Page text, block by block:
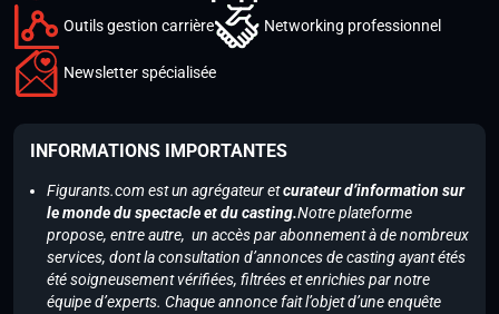
Outils gestion carrière Networking professionnel
Newsletter spécialisée
INFORMATIONS IMPORTANTES
Figurants.com est un agrégateur etcurateur d’information sur
le monde du spectacle et du casting.Notre plateforme
propose, entre autre, un accès par abonnement à de nombreux
services, dont la consultation d’annonces de casting ayant étés
été soigneusement vérifiées, filtrées et enrichies par notre
équipe d’experts. Chaque annonce fait l’objet d’une enquête